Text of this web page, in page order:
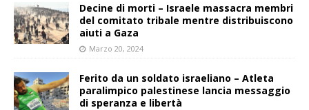
Decine di morti – Israele massacra membri
del comitato tribale mentre distribuiscono
aiuti a Gaza
Marzo 20, 2024
Ferito da un soldato israeliano – Atleta
paralimpico palestinese lancia messaggio
di speranza e libertà